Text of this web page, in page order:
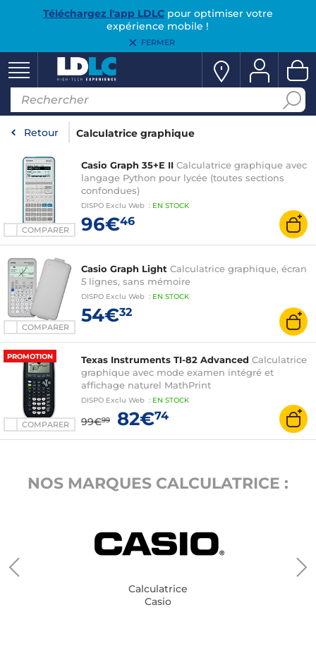
Téléchargez l'app LDLCpour optimiser votre
expérience mobile !
FERMER
Retour Calculatrice graphique
COMPARER
Casio Graph 35+E II Calculatrice graphique avec
langage Python pour lycée (toutes sections
confondues)
DISPO Exclu Web : EN STOCK
96€46
COMPARER
Casio Graph Light Calculatrice graphique, écran
5 lignes, sans mémoire
DISPO Exclu Web : EN STOCK
54€32
PROMOTION
COMPARER
Texas Instruments TI-82 Advanced Calculatrice
graphique avec mode examen intégré et
affichage naturel MathPrint
DISPO Exclu Web : EN STOCK
99€99 82€74
NOS MARQUES CALCULATRICE :
Calculatrice
Casio